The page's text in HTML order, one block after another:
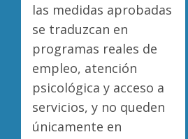
las medidas aprobadas
se traduzcan en
programas reales de
empleo, atención
psicológica y acceso a
servicios, y no queden
únicamente en